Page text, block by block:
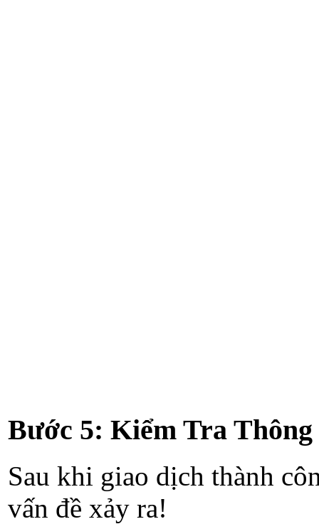
Bước 5: Kiểm Tra
Sau khi giao dịch thành
vấn đề xảy ra!